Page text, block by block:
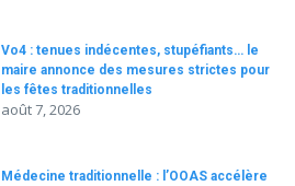
Vo4 : tenues indécentes, stupéfiants… le
maire annonce des mesures strictes pour
les fêtes traditionnelles
août 7, 2026
Médecine traditionnelle : l’OOAS accélère